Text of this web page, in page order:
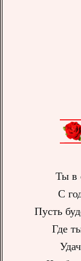
Ты в
С
Пусть
Где